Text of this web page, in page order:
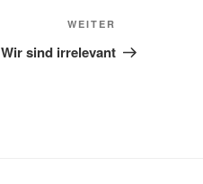
Beitrag
WEITER
Wir sind irrelevant